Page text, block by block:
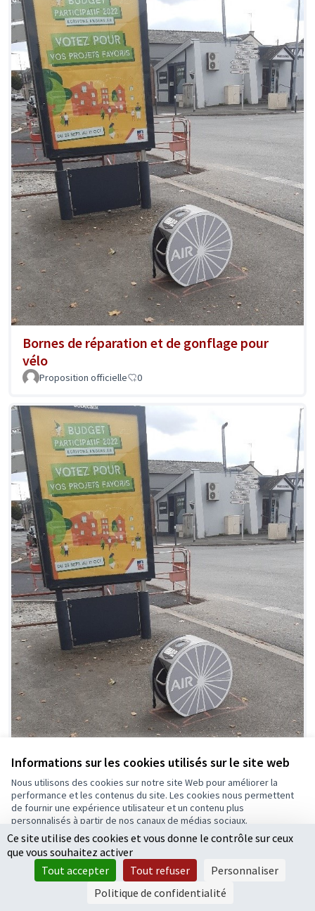
Informations sur les cookies utilisés sur le site web
Nous utilisons des cookies sur notre site Web pour améliorer la
performance et les contenus du site. Les cookies nous permettent
de fournir une expérience utilisateur et un contenu plus
personnalisés à partir de nos canaux de médias sociaux.
Tout accepter
Accepter seulement les cookies essentiels
Paramètres
Bornes de réparation et de gonflage pour
vélo
Proposition officielle 0
Bornes de réparation et de gonflage pour
vélo
Proposition officielle 0
Ce site utilise des cookies et vous donne le contrôle sur ceux
que vous souhaitez activer
Tout accepter
Tout refuser
Personnaliser
Politique de confidentialité